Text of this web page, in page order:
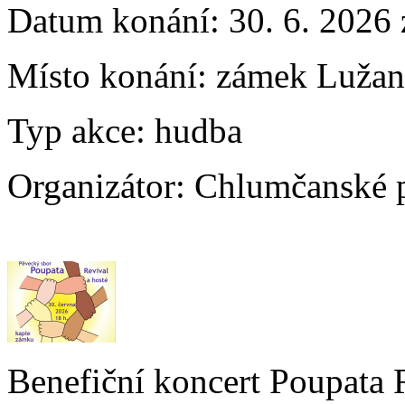
Datum konání: 30. 6. 2026
Místo konání: zámek
Typ akce: hudba
Organizátor: Chlumčanské
Benefiční koncert Poupata